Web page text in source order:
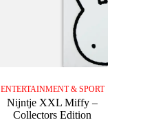
ENTERTAINMENT & SPORT
Nijntje XXL Miffy –
Collectors Edition